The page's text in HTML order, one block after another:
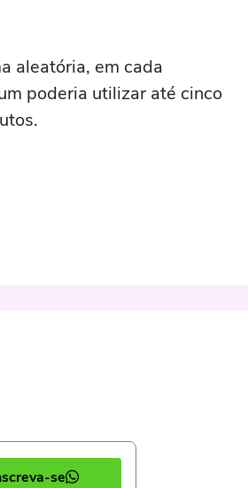
aleatória, em cada
poderia utilizar até cinco
se